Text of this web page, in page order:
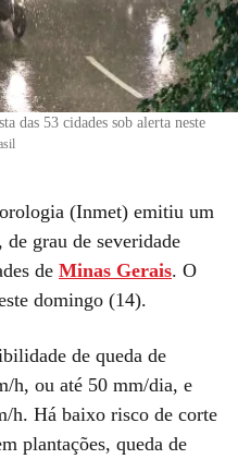
das 53 cidades sob alerta neste
(Inmet) emitiu um
de grau de severidade
de Minas Gerais. O
domingo (14).
de queda de
h, ou até 50 mm/dia, e
h. Há baixo risco de corte
plantações, queda de